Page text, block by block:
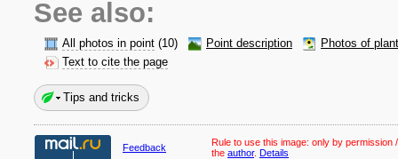
See also:
All photos in point (10) Point description
Photos of
Text to cite the page
Tips and tricks
Feedback Rule to use this image: only by permission
the author. Details